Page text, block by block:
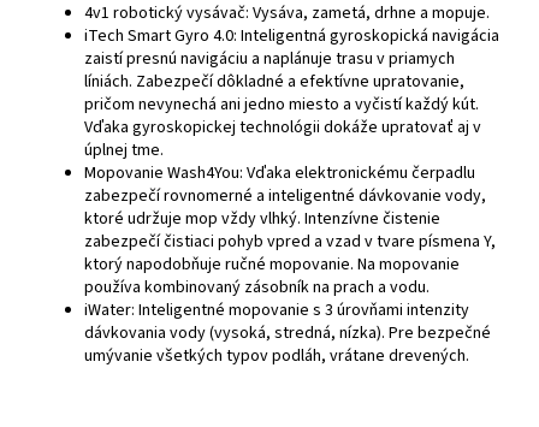
4v1 robotický vysávač: Vysáva, zametá, drhne a mopuje.
iTech Smart Gyro 4.0: Inteligentná gyroskopická navigácia
zaistí presnú navigáciu a naplánuje trasu v priamych
líniách. Zabezpečí dôkladné a efektívne upratovanie,
pričom nevynechá ani jedno miesto a vyčistí každý kút.
Vďaka gyroskopickej technológii dokáže upratovať aj v
úplnej tme.
Mopovanie Wash4You: Vďaka elektronickému čerpadlu
zabezpečí rovnomerné a inteligentné dávkovanie vody,
ktoré udržuje mop vždy vlhký. Intenzívne čistenie
zabezpečí čistiaci pohyb vpred a vzad v tvare písmena Y,
ktorý napodobňuje ručné mopovanie. Na mopovanie
používa kombinovaný zásobník na prach a vodu.
iWater: Inteligentné mopovanie s 3 úrovňami intenzity
dávkovania vody (vysoká, stredná, nízka). Pre bezpečné
umývanie všetkých typov podláh, vrátane drevených.